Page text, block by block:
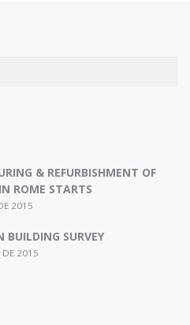
& REFURBISHMENT OF
ROME STARTS
2015
BUILDING SURVEY
DE 2015